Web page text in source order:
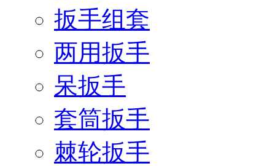
扳手组套
两用扳手
呆扳手
套筒扳手
棘轮扳手